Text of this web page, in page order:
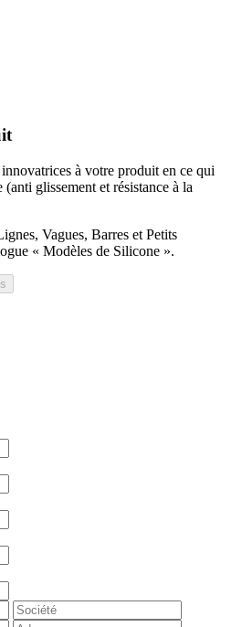
à votre produit en ce qui
glissement et résistance à la
Vagues, Barres et Petits
« Modèles de Silicone ».